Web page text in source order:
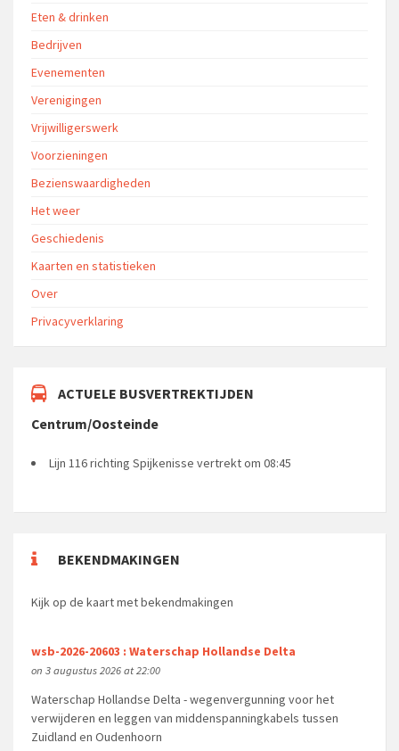
Eten & drinken
Bedrijven
Evenementen
Verenigingen
Vrijwilligerswerk
Voorzieningen
Bezienswaardigheden
Het weer
Geschiedenis
Kaarten en statistieken
Over
Privacyverklaring
ACTUELE BUSVERTREKTIJDEN
Centrum/Oosteinde
Lijn 116 richting Spijkenisse vertrekt om 08:45
BEKENDMAKINGEN
Kijk op de kaart met bekendmakingen
wsb-2026-20603 : Waterschap Hollandse Delta
on 3 augustus 2026 at 22:00
Waterschap Hollandse Delta - wegenvergunning voor het
verwijderen en leggen van middenspanningkabels tussen
Zuidland en Oudenhoorn